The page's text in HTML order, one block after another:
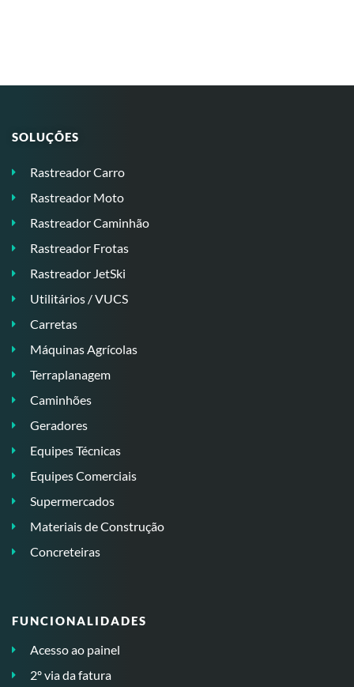
SOLUÇÕES
Rastreador Carro
Rastreador Moto
Rastreador Caminhão
Rastreador Frotas
Rastreador JetSki
Utilitários / VUCS
Carretas
Máquinas Agrícolas
Terraplanagem
Caminhões
Geradores
Equipes Técnicas
Equipes Comerciais
Supermercados
Materiais de Construção
Concreteiras
FUNCIONALIDADES
Acesso ao painel
2º via da fatura